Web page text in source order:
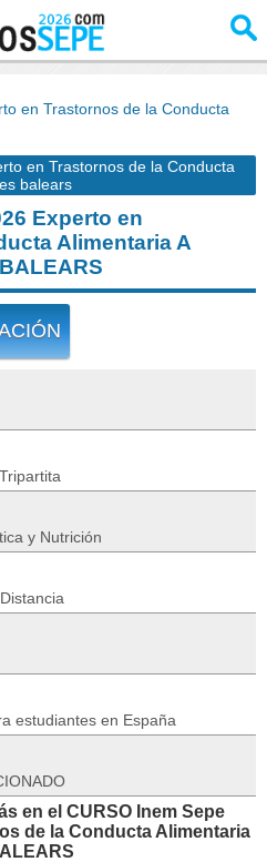
en Trastornos de la Conducta
en Trastornos de la Conducta
balears
Experto en
Alimentaria A
y Nutrición
estudiantes en España
en el CURSO Inem Sepe
de la Conducta Alimentaria